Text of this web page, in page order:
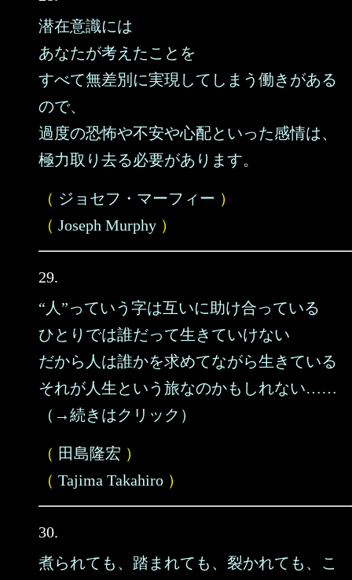
潜在意識には
あなたが考えたことを
すべて無差別に実現してしまう働きがある
ので、
過度の恐怖や不安や心配といった感情は、
極力取り去る必要があります。
（ ジョセフ・マーフィー ）
（ Joseph Murphy ）
29.
“人”っていう字は互いに助け合っている
ひとりでは誰だって生きていけない
だから人は誰かを求めてながら生きている
それが人生という旅なのかもしれない……
（→続きはクリック）
（ 田島隆宏 ）
（ Tajima Takahiro ）
30.
煮られても、踏まれても、裂かれても、こ